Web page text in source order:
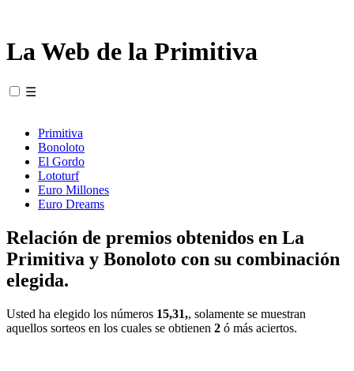
La Web de la Primitiva
☰
Primitiva
Bonoloto
El Gordo
Lototurf
Euro Millones
Euro Dreams
Relación de premios obtenidos en La
Primitiva y Bonoloto con su combinación
elegida.
Usted ha elegido los números 15,31,, solamente se muestran
aquellos sorteos en los cuales se obtienen 2 ó más aciertos.